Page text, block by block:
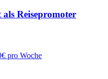
Reisepromoter
pro Woche